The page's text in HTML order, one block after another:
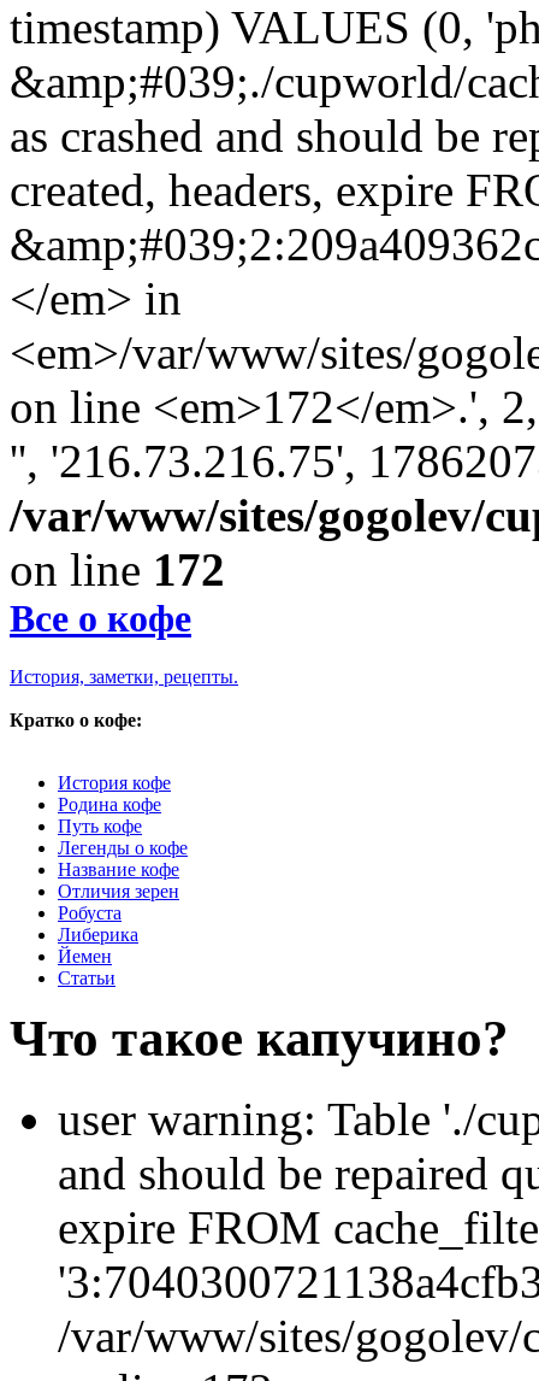
timestamp) VALUES (0,
&amp;#039;./cupworld/
as crashed and should be
created, headers, expire
</em> in
<em>/var/www/sites/
on line <em>172</em>.',
'', '216.73.216.75',
/var/www/sites/gogolev/
on line 172
Все о кофе
История, заметки, рецепты.
Кратко о кофе:
История кофе
Родина кофе
Путь кофе
Легенды о кофе
Название кофе
Отличия зерен
Робуста
Либерика
Йемен
Статьи
Что такое капучино?
user warning: Table './
and should be repaired
expire FROM
/var/www/sites/gogolev/